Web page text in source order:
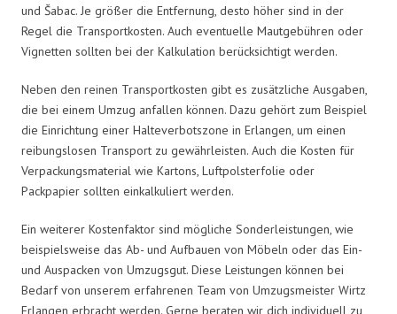
und Šabac. Je größer die Entfernung, desto höher sind in der
Regel die Transportkosten. Auch eventuelle Mautgebühren oder
Vignetten sollten bei der Kalkulation berücksichtigt werden.
Neben den reinen Transportkosten gibt es zusätzliche Ausgaben,
die bei einem Umzug anfallen können. Dazu gehört zum Beispiel
die Einrichtung einer Halteverbotszone in Erlangen, um einen
reibungslosen Transport zu gewährleisten. Auch die Kosten für
Verpackungsmaterial wie Kartons, Luftpolsterfolie oder
Packpapier sollten einkalkuliert werden.
Ein weiterer Kostenfaktor sind mögliche Sonderleistungen, wie
beispielsweise das Ab- und Aufbauen von Möbeln oder das Ein-
und Auspacken von Umzugsgut. Diese Leistungen können bei
Bedarf von unserem erfahrenen Team von Umzugsmeister Wirtz
Erlangen erbracht werden. Gerne beraten wir dich individuell zu